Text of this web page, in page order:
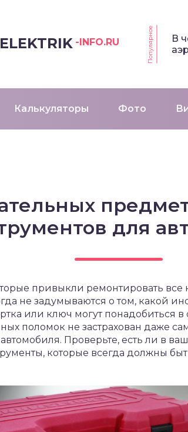
-INFO.RU Популярное
В
Калькуляторы Фото
для
привыкли ремонтировать все
не задумываются о том, какой
или ключ могут понадобиться
поломок не застрахован даже
Проверьте, есть ли в
которые всегда должны